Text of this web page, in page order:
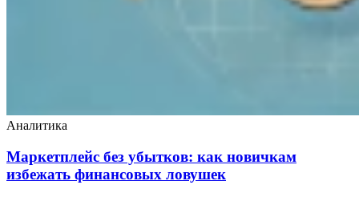
Аналитика
Маркетплейс без убытков: как новичкам
избежать финансовых ловушек